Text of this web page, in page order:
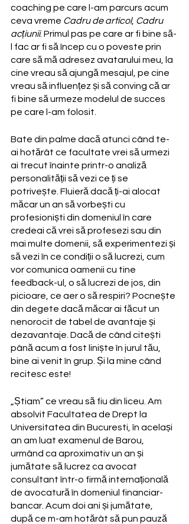
coaching pe care l-am parcurs acum
ceva vreme Cadru de articol, Cadru
acțiunii. Primul pas pe care ar fi bine să-
l fac ar fi să încep cu o poveste prin
care să mă adresez avatarului meu, la
cine vreau să ajungă mesajul, pe cine
vreau să influențez și să conving că ar
fi bine să urmeze modelul de succes
pe care l-am folosit.
Bate din palme dacă atunci când te-
ai hotărât ce facultate vrei să urmezi
ai trecut înainte printr-o analiză
personalității să vezi ce ți se
potrivește. Fluieră dacă ți-ai alocat
măcar un an să vorbești cu
profesioniști din domeniul în care
credeai că vrei să profesezi sau din
mai multe domenii, să experimentezi și
să vezi în ce condiții o să lucrezi, cum
vor comunica oamenii cu tine
feedback-ul, o să lucrezi de jos, din
picioare, ce aer o să respiri? Pocnește
din degete dacă măcar ai făcut un
nenorocit de tabel de avantaje și
dezavantaje. Dacă de când citești
până acum a fost liniște în jurul tău,
bine ai venit în grup. Și la mine când
recitesc este!
„Știam” ce vreau să fiu din liceu. Am
absolvit Facultatea de Drept la
Universitatea din Bucuresti, în același
an am luat examenul de Barou,
urmând ca aproximativ un an și
jumătate să lucrez ca avocat
consultant într-o firmă internațională
de avocatură în domeniul financiar-
bancar. Acum doi ani și jumătate,
după ce m-am hotărât să pun pauză